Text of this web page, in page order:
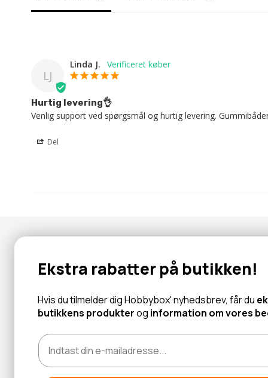
LJ
Linda J.
Hurtig levering👌
Venlig support ved spørgsmål og hurtig levering.
Del
Abonner for at modtage tilbud og information om nye
Læs mere
Ekstra rabatter på butikken!
Hvis du tilmelder dig Hobbybox' nyhedsbrev, får du
butikkens produkterog information om vores